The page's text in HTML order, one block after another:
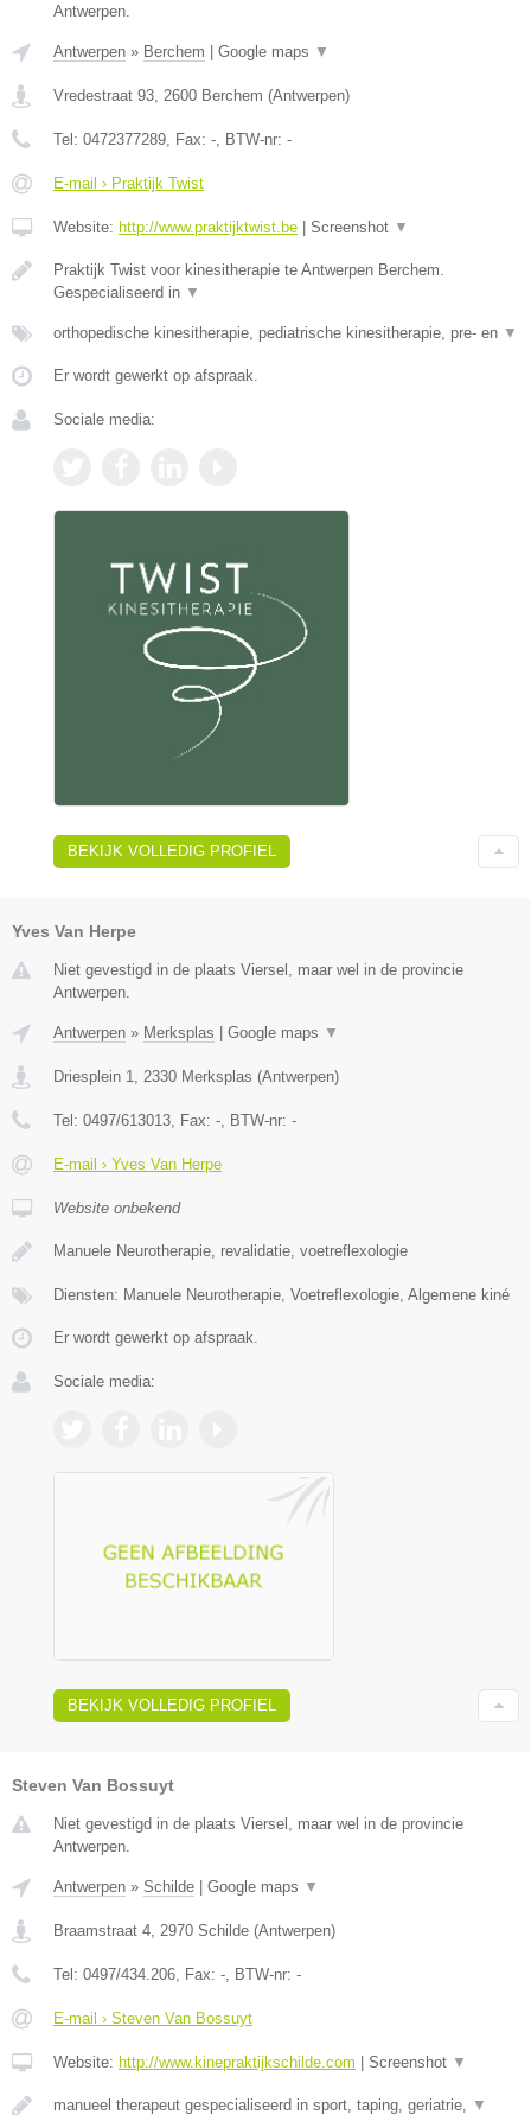
Antwerpen.
Antwerpen » Berchem Google maps ▼
Vredestraat 93, 2600 Berchem (Antwerpen)
Tel: 0472377289, Fax: -, BTW-nr: -
E-mail › Praktijk Twist
Website: http://www.praktijktwist.be Screenshot ▼
Praktijk Twist voor kinesitherapie te Antwerpen Berchem.
Gespecialiseerd in ▼
orthopedische kinesitherapie, pediatrische kinesitherapie, pre- en ▼
Er wordt gewerkt op afspraak.
Sociale media:
BEKIJK VOLLEDIG PROFIEL
Yves Van Herpe
Niet gevestigd in de plaats Viersel, maar wel in de provincie
Antwerpen.
Antwerpen » Merksplas Google maps ▼
Driesplein 1, 2330 Merksplas (Antwerpen)
Tel: 0497/613013, Fax: -, BTW-nr: -
E-mail › Yves Van Herpe
Website onbekend
Manuele Neurotherapie, revalidatie, voetreflexologie
Diensten: Manuele Neurotherapie, Voetreflexologie, Algemene kiné
Er wordt gewerkt op afspraak.
Sociale media:
BEKIJK VOLLEDIG PROFIEL
Steven Van Bossuyt
Niet gevestigd in de plaats Viersel, maar wel in de provincie
Antwerpen.
Antwerpen » Schilde Google maps ▼
Braamstraat 4 2970 Schilde (Antwerpen)
Tel: 0497/434.206 , Fax: - , BTW-nr: -
E-mail › Steven Van Bossuyt
Website: http://www.kinepraktijkschilde.com Screenshot ▼
manueel therapeut gespecialiseerd in sport, taping, geriatrie, ▼